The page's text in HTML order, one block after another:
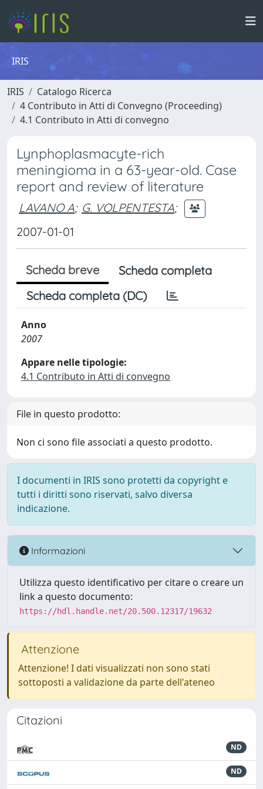
IRIS
IRIS
Catalogo Ricerca
4 Contributo in Atti di Convegno (Proceeding)
4.1 Contributo in Atti di convegno
Lynphoplasmacyte-rich
meningioma in a 63-year-old. Case
report and review of literature
LAVANO A; G. VOLPENTESTA;
2007-01-01
Scheda breve
Scheda completa
Scheda completa (DC)
Anno
2007
Appare nelle tipologie:
4.1 Contributo in Atti di convegno
File in questo prodotto:
Non ci sono file associati a questo prodotto.
I documenti in IRIS sono protetti da copyright e
tutti i diritti sono riservati, salvo diversa
indicazione.
Informazioni
Utilizza questo identificativo per citare o creare un
link a questo documento:
https://hdl.handle.net/20.500.12317/19632
Attenzione
Attenzione! I dati visualizzati non sono stati
sottoposti a validazione da parte dell'ateneo
Citazioni
ND
ND